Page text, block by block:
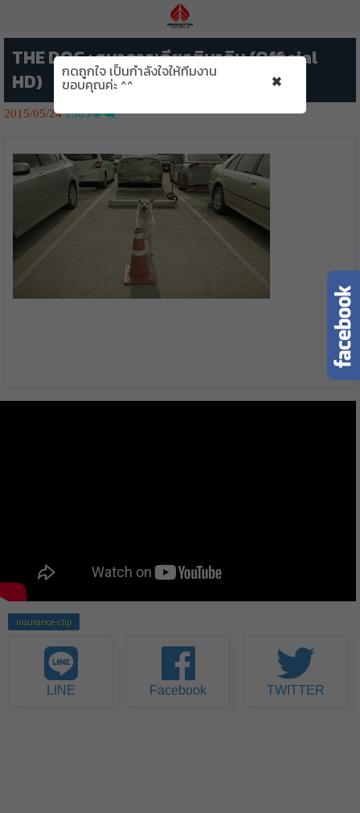
THE DOG : ธนาคารเกียรตินาคิน (Official
HD)
2015/05/241983👁️‍🗨️
insurance-clip
LINE Facebook TWITTER
กดถูกใจ เป็นกำลังใจให้ทีมงาน
ขอบคุณค่ะ ^^ ×